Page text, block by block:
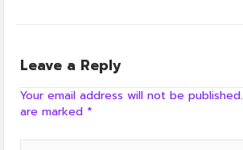
Leave a Reply
Your email address will not be published.
are marked *